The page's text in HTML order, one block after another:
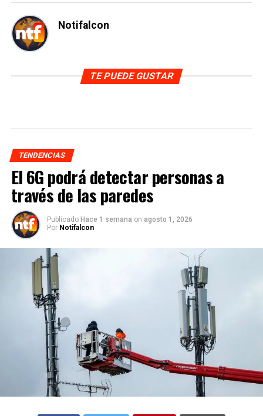
Notifalcon
TE PUEDE GUSTAR
TENDENCIAS
El 6G podrá detectar personas a
través de las paredes
Publicado Hace 1 semana on agosto 1, 2026
Por Notifalcon